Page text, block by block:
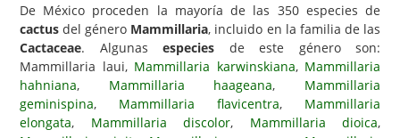
Enfermedades
Animales
Hongos
Carencias
De México proceden la mayoría de las 350 especies de
cactus del género Mammillaria, incluido en la familia de las
Cactaceae. Algunas especies de este género son:
Mammillaria laui, Mammillaria karwinskiana, Mammillaria
hahniana, Mammillaria haageana, Mammillaria
geminispina, Mammillaria flavicentra, Mammillaria
elongata, Mammillaria discolor, Mammillaria dioica,